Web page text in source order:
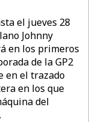
el jueves 28
Johnny
en los primeros
de la GP2
en el trazado
en los que
del